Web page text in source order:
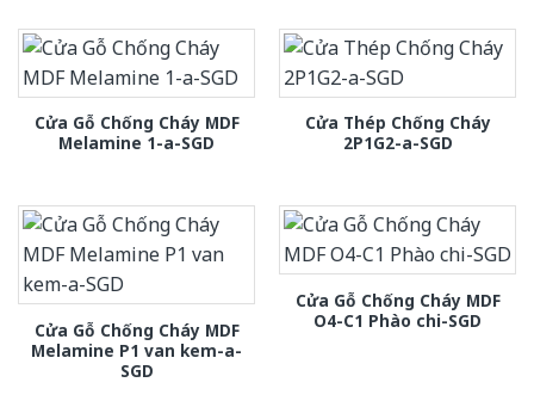
Cửa Gỗ Chống Cháy MDF
Melamine 1-a-SGD
Cửa Thép Chống Cháy
2P1G2-a-SGD
Cửa Gỗ Chống Cháy MDF
Melamine P1 van kem-a-
SGD
Cửa Gỗ Chống Cháy MDF
O4-C1 Phào chi-SGD